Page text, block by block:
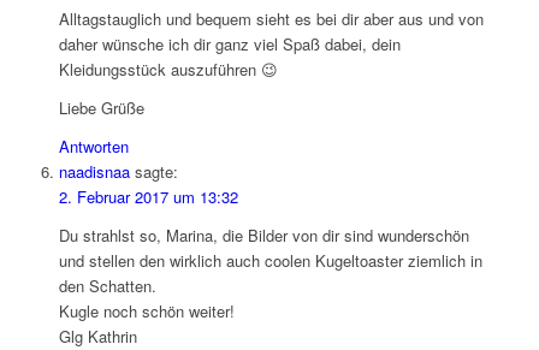
Alltagstauglich und bequem sieht es bei dir aber aus und von
daher wünsche ich dir ganz viel Spaß dabei, dein
Kleidungsstück auszuführen 😉
Liebe Grüße
Antworten
naadisnaa sagte:
2. Februar 2017 um 13:32
Du strahlst so, Marina, die Bilder von dir sind wunderschön
und stellen den wirklich auch coolen Kugeltoaster ziemlich in
den Schatten.
Kugle noch schön weiter!
Glg Kathrin